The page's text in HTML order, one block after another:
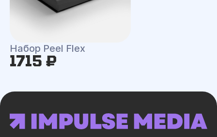
Набор Peel Flex
1715 ₽